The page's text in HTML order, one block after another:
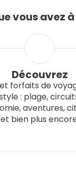
vous avez
Découvrez
forfaits de
: plage,
aventures,
et bien plus